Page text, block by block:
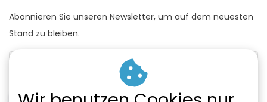
Abonnieren Sie unseren Newsletter, um auf dem neuesten
Stand zu bleiben.
ABONNIEREN